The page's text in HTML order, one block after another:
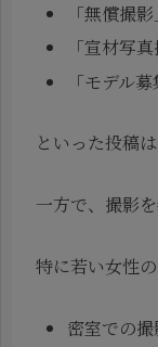
「無償撮影
「宣材写
「モデル募
といった投稿
一方で、撮影
特に若い女性の
密室での撮